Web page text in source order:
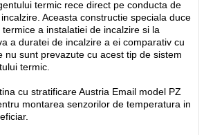
termic rece direct pe conducta de
Aceasta constructie speciala duce
a instalatiei de incalzire si la
a duratei de incalzire a ei comparativ cu
nu sunt prevazute cu acest tip de sistem
termic.
cu stratificare Austria Email model PZ
montarea senzorilor de temperatura in